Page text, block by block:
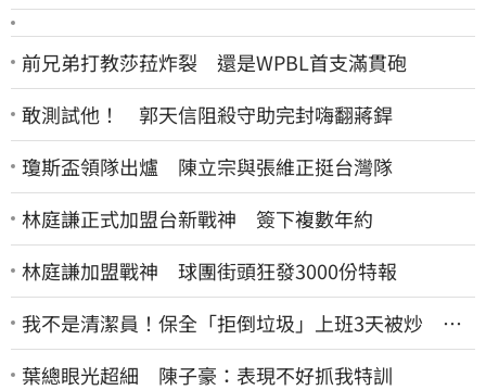
前兄弟打教莎菈炸裂 還是WPBL首支滿貫砲
敢測試他！ 郭天信阻殺守助完封嗨翻蔣銲
瓊斯盃領隊出爐 陳立宗與張維正挺台灣隊
林庭謙正式加盟台新戰神 簽下複數年約
林庭謙加盟戰神 球團街頭狂發3000份特報
我不是清潔員！保全「拒倒垃圾」上班3天被炒 找
法院討公道結果出爐
葉總眼光超細 陳子豪：表現不好抓我特訓